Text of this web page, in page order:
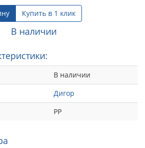
Купить в 1 клик
В наличии
В наличии
Дигор
РР